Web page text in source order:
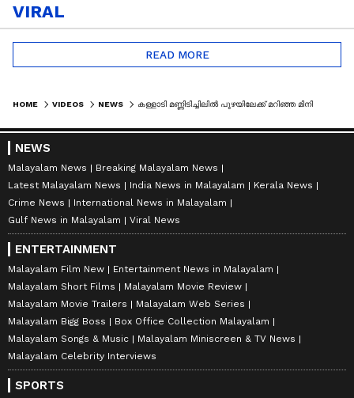
VIRAL
READ MORE
HOME VIDEOS NEWS
NEWS
Malayalam News
Breaking Malayalam News
Latest Malayalam News
India News in Malayalam
Kerala News
Crime News
International News in Malayalam
Gulf News in Malayalam
Viral News
ENTERTAINMENT
Malayalam Film New
Entertainment News in Malayalam
Malayalam Short Films
Malayalam Movie Review
Malayalam Movie Trailers
Malayalam Web Series
Malayalam Bigg Boss
Box Office Collection Malayalam
Malayalam Songs & Music
Malayalam Miniscreen & TV News
Malayalam Celebrity Interviews
SPORTS